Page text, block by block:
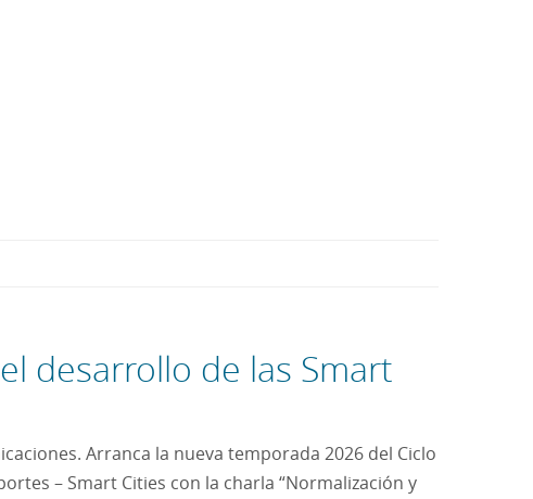
desarrollo de las Smart
Arranca la nueva temporada 2026 del Ciclo
– Smart Cities con la charla “Normalización y